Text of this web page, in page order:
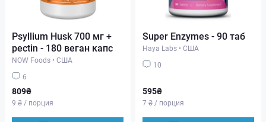
Psyllium Husk 700 мг +
pectin - 180 веган капс
NOW Foods • США
6
809₴
9 ₴ / порция
Super Enzymes - 90 таб
Haya Labs • США
10
595₴
7 ₴ / порция